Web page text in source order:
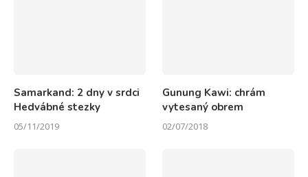
Samarkand: 2 dny v srdci
Hedvábné stezky
05/11/2019
Gunung Kawi: chrám
vytesaný obrem
02/07/2018